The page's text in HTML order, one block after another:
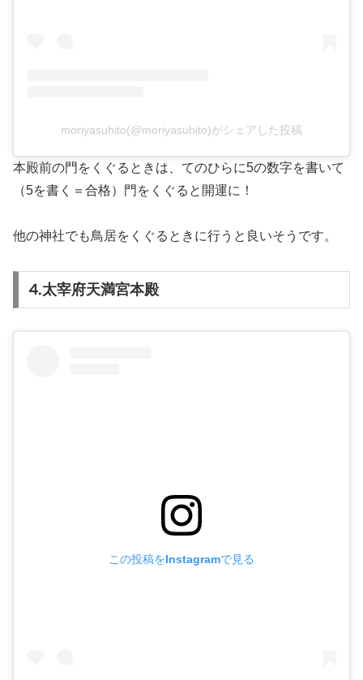
moriyasuhito(@moriyasuhito)がシェアした投稿
本殿前の門をくぐるときは、てのひらに5の数字を書いて
（5を書く＝合格）門をくぐると開運に！
他の神社でも鳥居をくぐるときに行うと良いそうです。
⒋太宰府天満宮本殿
この投稿をInstagramで見る